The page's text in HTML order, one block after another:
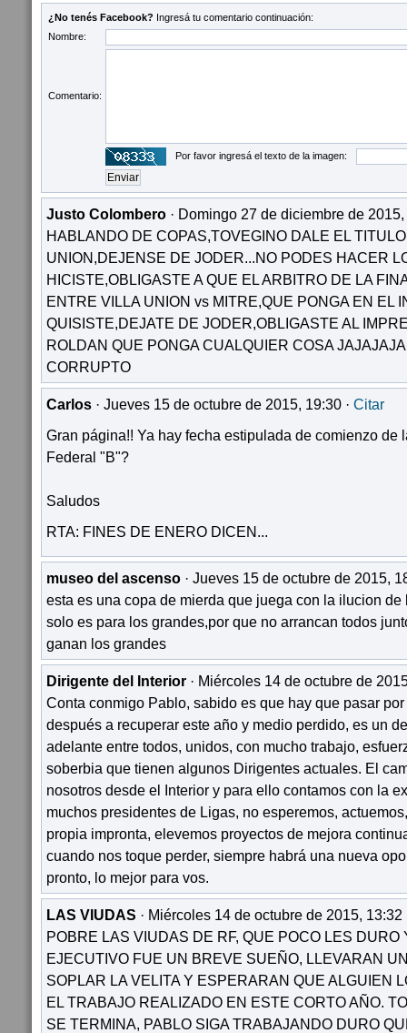
¿No tenés Facebook? Ingresá tu comentario continuación:
Nombre:
Comentario:
Por favor ingresá el texto de la imagen:
Justo Colombero · Domingo 27 de diciembre de
HABLANDO DE COPAS,TOVEGINO DALE EL
UNION,DEJENSE DE JODER...NO PODES HACER
HICISTE,OBLIGASTE A QUE EL ARBITRO DE LA
ENTRE VILLA UNION vs MITRE,QUE PONGA EN EL
QUISISTE,DEJATE DE JODER,OBLIGASTE AL
ROLDAN QUE PONGA CUALQUIER COSA
CORRUPTO
Carlos · Jueves 15 de octubre de 2015, 19:30 · Citar
Gran página!! Ya hay fecha estipulada de comienzo de
Federal "B"?
Saludos
RTA: FINES DE ENERO DICEN...
museo del ascenso · Jueves 15 de octubre de 2015,
esta es una copa de mierda que juega con la ilucion
solo es para los grandes,por que no arrancan todos
ganan los grandes
Dirigente del Interior · Miércoles 14 de octubre de
Conta conmigo Pablo, sabido es que hay que pasar
después a recuperar este año y medio perdido, es un
adelante entre todos, unidos, con mucho trabajo,
soberbia que tienen algunos Dirigentes actuales. El
nosotros desde el Interior y para ello contamos con la
muchos presidentes de Ligas, no esperemos,
propia impronta, elevemos proyectos de mejora
cuando nos toque perder, siempre habrá una nueva
pronto, lo mejor para vos.
LAS VIUDAS · Miércoles 14 de octubre de 2015, 13:32
POBRE LAS VIUDAS DE RF, QUE POCO LES DURO
EJECUTIVO FUE UN BREVE SUEÑO, LLEVARAN
SOPLAR LA VELITA Y ESPERARAN QUE ALGUIEN
EL TRABAJO REALIZADO EN ESTE CORTO AÑO.
SE TERMINA, PABLO SIGA TRABAJANDO DURO